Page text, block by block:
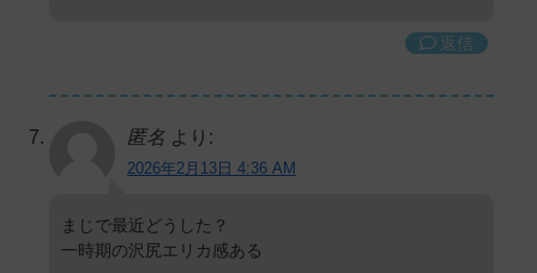
返信
匿名 より:
2026年2月13日 4:36 AM
まじで最近どうした？
一時期の沢尻エリカ感ある